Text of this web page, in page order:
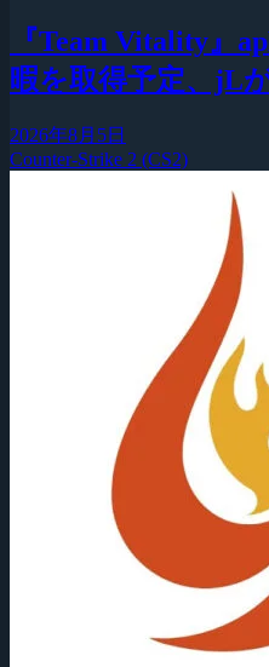
『Team Vitality』
暇を取得予定、jL
2026年8月5日
Counter-Strike 2 (CS2)